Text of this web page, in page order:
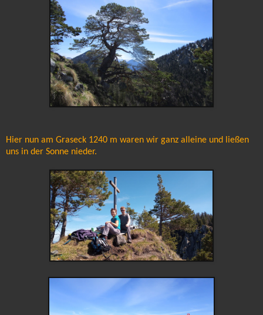
Hier nun am Graseck 1240 m waren wir ganz alleine und ließen
uns in der Sonne nieder.